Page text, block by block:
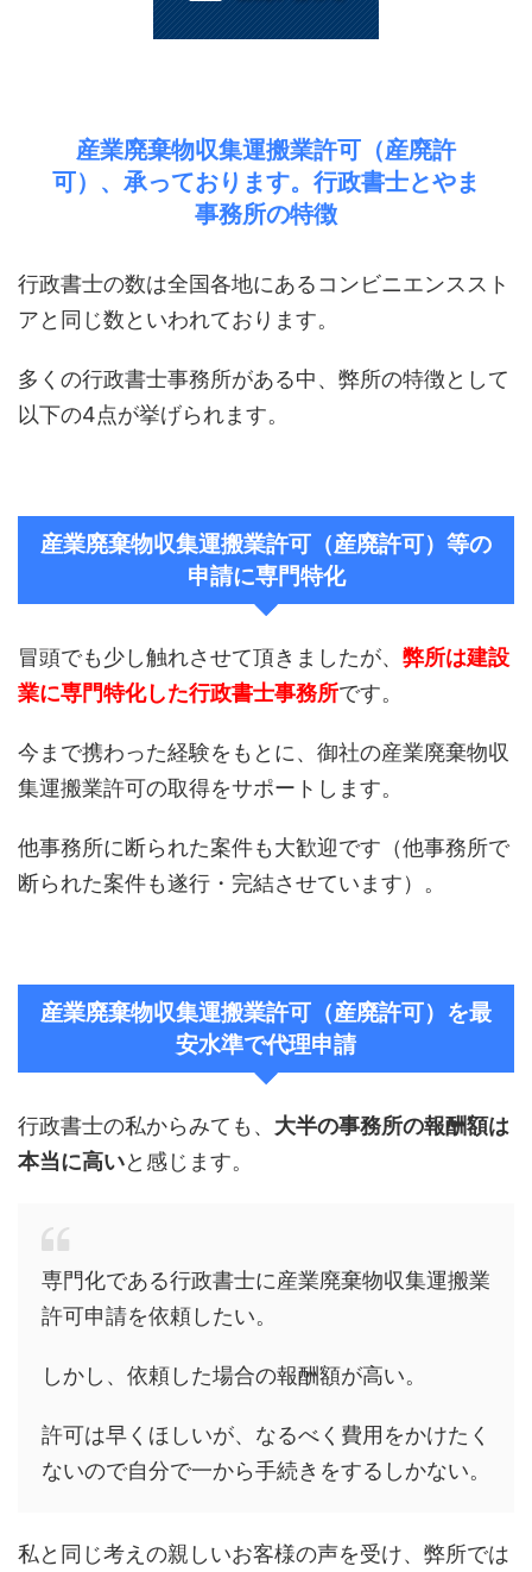
産業廃棄物収集運搬業許可（産廃許
可）、承っております。行政書士とやま
事務所の特徴
行政書士の数は全国各地にあるコンビニエンススト
アと同じ数といわれております。
多くの行政書士事務所がある中、弊所の特徴として
以下の4点が挙げられます。
産業廃棄物収集運搬業許可（産廃許可）等の
申請に専門特化
冒頭でも少し触れさせて頂きましたが、 弊所は建設
業に専門特化した行政書士事務所です。
今まで携わった経験をもとに、御社の産業廃棄物収
集運搬業許可の取得をサポートします。
他事務所に断られた案件も大歓迎です（他事務所で
断られた案件も遂行・完結させています）。
産業廃棄物収集運搬業許可（産廃許可）を最
安水準で代理申請
行政書士の私からみても、 大半の事務所の報酬額は
本当に高いと感じます。
専門化である行政書士に産業廃棄物収集運搬業
許可申請を依頼したい。
しかし、依頼した場合の報酬額が高い。
許可は早くほしいが、なるべく費用をかけたく
ないので自分で一から手続きをするしかない。
私と同じ考えの親しいお客様の声を受け、弊所では